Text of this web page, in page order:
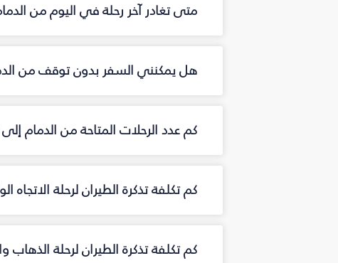
متى تغادر آخر رحلة في اليوم من
هل يمكنني السفر بدون توقف من
كم عدد الرحلات المتاحة من الدمام
كم تكلفة تذكرة الطيران لرحلة الاتجاه
كم تكلفة تذكرة الطيران لرحلة